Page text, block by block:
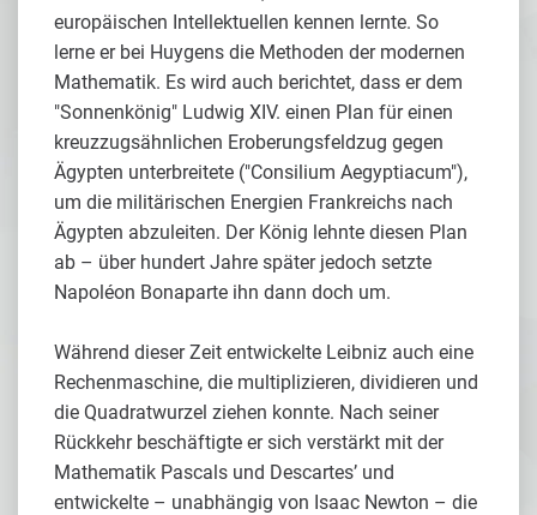
europäischen Intellektuellen kennen lernte. So
lerne er bei Huygens die Methoden der modernen
Mathematik. Es wird auch berichtet, dass er dem
"Sonnenkönig" Ludwig XIV. einen Plan für einen
kreuzzugsähnlichen Eroberungsfeldzug gegen
Ägypten unterbreitete ("Consilium Aegyptiacum"),
um die militärischen Energien Frankreichs nach
Ägypten abzuleiten. Der König lehnte diesen Plan
ab – über hundert Jahre später jedoch setzte
Napoléon Bonaparte ihn dann doch um.
Während dieser Zeit entwickelte Leibniz auch eine
Rechenmaschine, die multiplizieren, dividieren und
die Quadratwurzel ziehen konnte. Nach seiner
Rückkehr beschäftigte er sich verstärkt mit der
Mathematik Pascals und Descartes’ und
entwickelte – unabhängig von Isaac Newton – die